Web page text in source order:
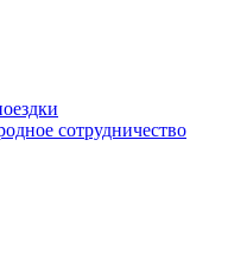
сотрудничество